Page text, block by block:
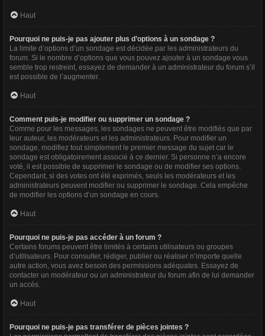
Haut
Pourquoi ne puis-je pas ajouter plus d’options à un sondage ?
La limite d’options d’un sondage est décidée par les administrateurs du
forum. Si le nombre d’options que vous pouvez ajouter à un sondage vous
semble trop restreint, essayez de demander à un administrateur du forum s’il
est possible de l’augmenter.
Haut
Comment puis-je modifier ou supprimer un sondage ?
Comme pour les messages, les sondages ne peuvent être modifiés que par
leur auteur, les modérateurs et les administrateurs. Pour modifier un
sondage, modifiez tout simplement le premier message du sujet car le
sondage est obligatoirement associé à ce dernier. Si personne n’a encore
voté, il est possible de supprimer le sondage ou de modifier ses options.
Cependant, si des votes ont été exprimés, seuls les modérateurs et les
administrateurs peuvent modifier ou supprimer le sondage. Cela empêche
de modifier les options d’un sondage en cours.
Haut
Pourquoi ne puis-je pas accéder à un forum ?
Certains forums peuvent être limités à certains utilisateurs ou groupes
d’utilisateurs. Pour consulter, rédiger, publier ou réaliser n’importe quelle
autre action, vous avez besoin des permissions adéquates. Essayez de
contacter un modérateur ou un administrateur du forum afin de lui demander
un accès.
Haut
Pourquoi ne puis-je pas transférer de pièces jointes ?